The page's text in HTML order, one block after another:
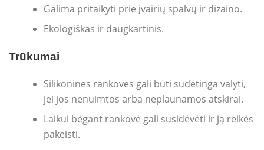
Galima pritaikyti prie įvairių spalvų ir dizaino.
Ekologiškas ir daugkartinis.
Trūkumai
Silikonines rankoves gali būti sudėtinga valyti,
jei jos nenuimtos arba neplaunamos atskirai.
Laikui bėgant rankovė gali susidėvėti ir ją reikės
pakeisti.